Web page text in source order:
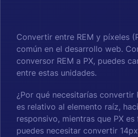
Convertir entre REM y píxeles
común en el desarrollo web.
conversor REM a PX, puedes
entre estas unidades.
¿Por qué necesitarías convertir
es relativo al elemento raíz,
responsivo, mientras que PX es
puedes necesitar convertir